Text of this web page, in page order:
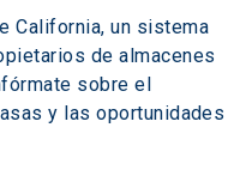
California, un sistema
de almacenes
sobre el
y las oportunidades